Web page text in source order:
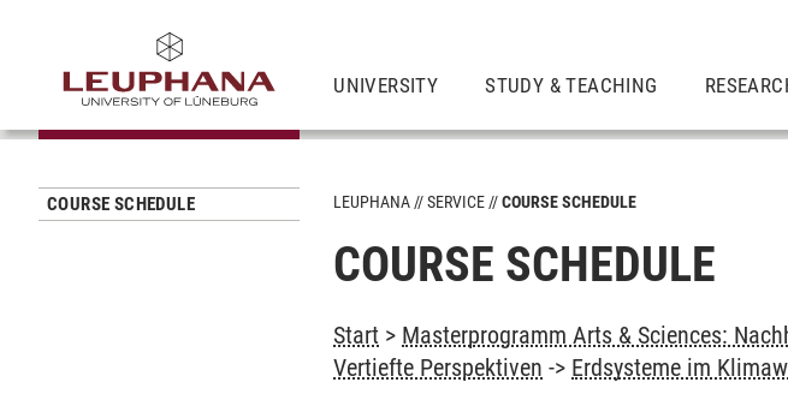
UNIVERSITY STUDY & TEACHING
COURSE SCHEDULE LEUPHANA SERVICE COURSE SCHEDULE
COURSE SCHEDULE
Start > Masterprogramm Arts & Sciences:
Vertiefte Perspektiven -> Erdsysteme im